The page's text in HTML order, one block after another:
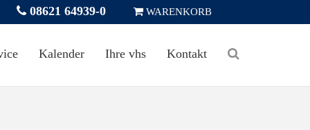
08621 64939-0 WARENKORB
Kalender Ihre vhs Kontakt